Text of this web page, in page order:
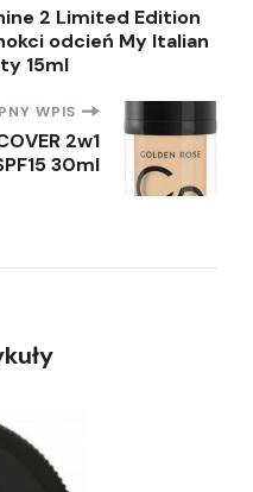
2 Limited Edition
odcień My Italian
15ml
WPIS
2w1
30ml